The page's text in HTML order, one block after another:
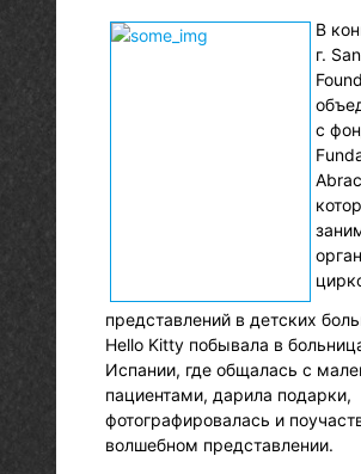
В
г.
с
представлений в детских
Hello Kitty побывала в
Испании, где общалась с
пациентами, дарила подарки,
фотографировалась и
волшебном представлении.